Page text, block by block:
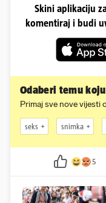
Skini aplikaciju
komentiraj i budi
Odaberi temu
Primaj sve nove vijesti
seks snimka
5